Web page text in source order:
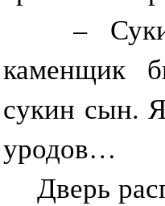
– Сукин
каменщик
сукин сын.
уродов…
Дверь